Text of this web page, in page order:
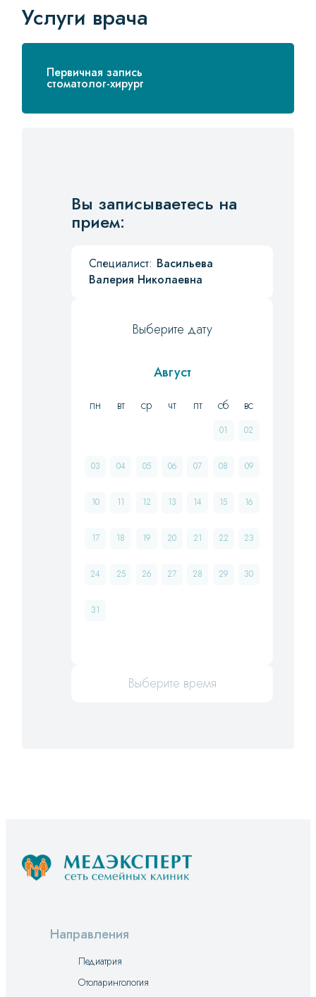
Услуги врача
Первичная запись
стоматолог-хирург
Вы записываетесь на
прием:
Специалист: Васильева
Валерия Николаевна
Выберите дату
Август
пн вт ср чт пт сб вс
01 02
03 04 05 06 07 08 09
10 11 12 13 14 15 16
17 18 19 20 21 22 23
24 25 26 27 28 29 30
31
Выберите время
Направления
Педиатрия
Отоларингология